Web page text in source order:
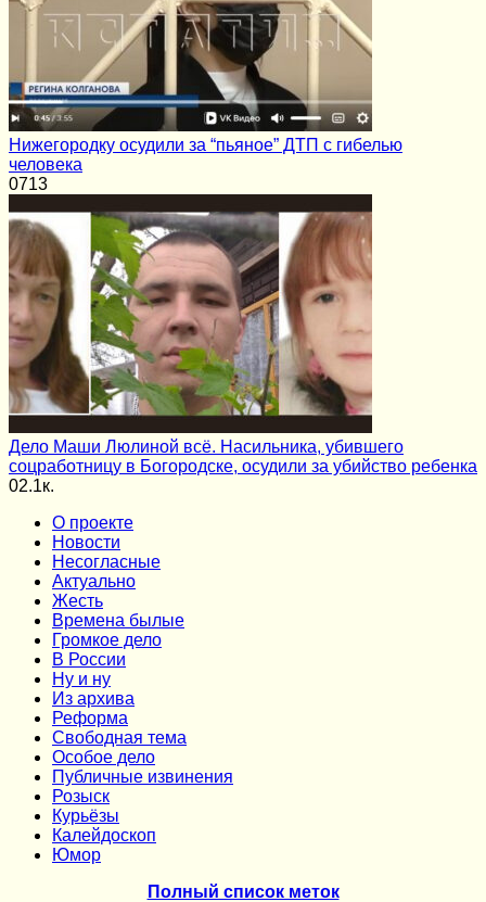
Нижегородку осудили за “пьяное” ДТП с гибелью
человека
0713
Дело Маши Люлиной всё. Насильника, убившего
соцработницу в Богородске, осудили за убийство ребенка
02.1к.
О проекте
Новости
Несогласные
Актуально
Жесть
Времена былые
Громкое дело
В России
Ну и ну
Из архива
Реформа
Cвободная тема
Особое дело
Публичные извинения
Розыск
Курьёзы
Калейдоскоп
Юмор
Полный список меток